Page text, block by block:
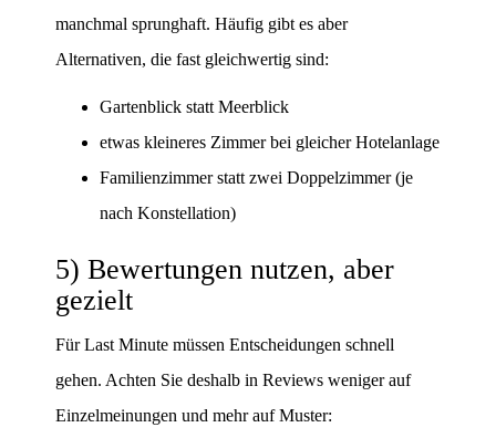
manchmal sprunghaft. Häufig gibt es aber
Alternativen, die fast gleichwertig sind:
Gartenblick statt Meerblick
etwas kleineres Zimmer bei gleicher Hotelanlage
Familienzimmer statt zwei Doppelzimmer (je
nach Konstellation)
5) Bewertungen nutzen, aber
gezielt
Für Last Minute müssen Entscheidungen schnell
gehen. Achten Sie deshalb in Reviews weniger auf
Einzelmeinungen und mehr auf Muster: